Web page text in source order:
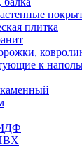
плитка
к